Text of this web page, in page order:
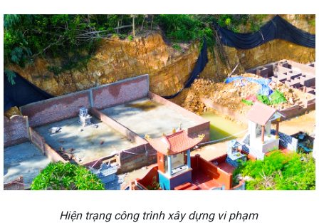
Hiện trạng công trình xây dựng vi phạm